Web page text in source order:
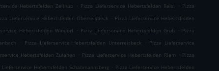
Hebertsfelden Zellhub . Pizza Lieferservice Hebertsfelden Reisl . Pizza
Lieferservice Hebertsfelden Oberreisbeck . Pizza Lieferservice Hebertsfelden
Hebertsfelden Windorf . Pizza Lieferservice Hebertsfelden Grub . Pizza
. Pizza Lieferservice Hebertsfelden Unterreisbeck . Pizza Lieferservice
Hebertsfelden Zulehen . Pizza Lieferservice Hebertsfelden Riem . Pizza
Lieferservice Hebertsfelden Schabmannsberg . Pizza Lieferservice Hebertsfelden